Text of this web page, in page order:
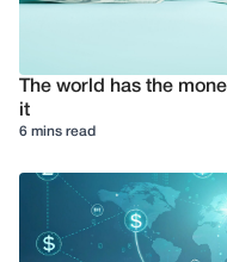
The world has the
it
6 mins read